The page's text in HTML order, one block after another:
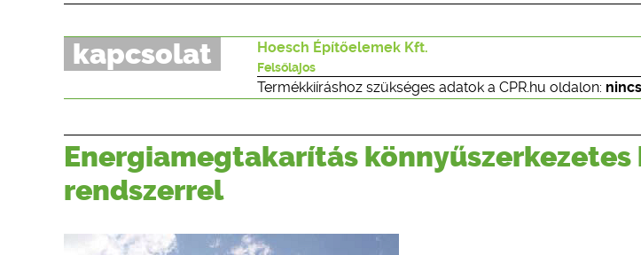
kapcsolat Hoesch Építőelemek Kft.
Felsőlajos
Termékkiíráshoz szükséges adatok a CPR.hu oldalon: nincs
Energiamegtakarítás
rendszerrel